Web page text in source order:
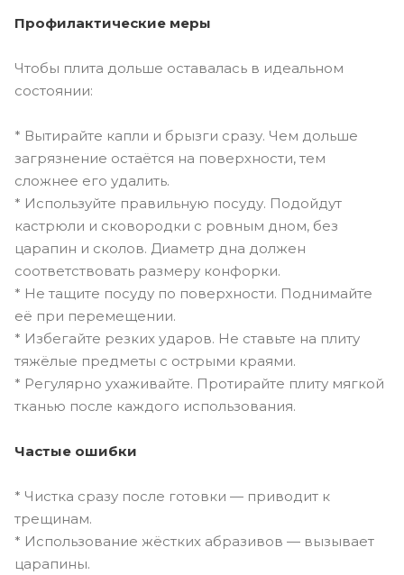
Профилактические меры
Чтобы плита дольше оставалась в идеальном
состоянии:
* Вытирайте капли и брызги сразу. Чем дольше
загрязнение остаётся на поверхности, тем
сложнее его удалить.
* Используйте правильную посуду. Подойдут
кастрюли и сковородки с ровным дном, без
царапин и сколов. Диаметр дна должен
соответствовать размеру конфорки.
* Не тащите посуду по поверхности. Поднимайте
её при перемещении.
* Избегайте резких ударов. Не ставьте на плиту
тяжёлые предметы с острыми краями.
* Регулярно ухаживайте. Протирайте плиту мягкой
тканью после каждого использования.
Частые ошибки
* Чистка сразу после готовки — приводит к
трещинам.
* Использование жёстких абразивов — вызывает
царапины.